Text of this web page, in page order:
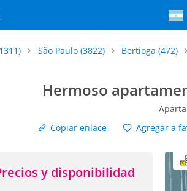
São Paulo(3822) Bertioga (472)
Hermoso
Copiar enlace
Agregar a
y disponibilidad